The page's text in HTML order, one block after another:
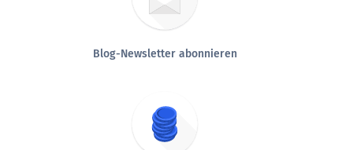
Blog-Newsletter abonnieren